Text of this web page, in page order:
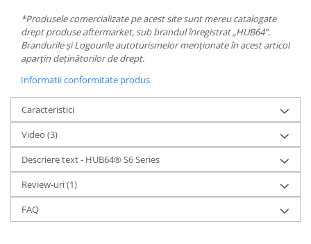
*Produsele comercializate pe acest site sunt mereu catalogate
drept produse aftermarket, sub brandul înregistrat „HUB64”.
Brandurile și Logourile autoturismelor menționate în acest articol
aparțin deținătorilor de drept.
Informatii conformitate produs
Caracteristici
Video (3)
Descriere text - HUB64® S6 Series
Review-uri(1)
FAQ